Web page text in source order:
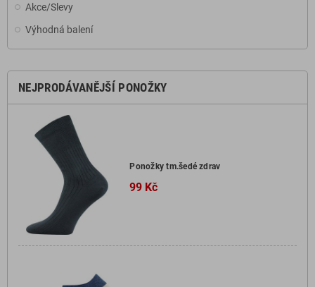
Akce/Slevy
Výhodná balení
NEJPRODÁVANĚJŠÍ PONOŽKY
Ponožky tm.šedé zdrav
99 Kč